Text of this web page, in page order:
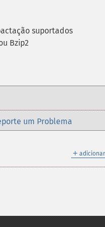
suportados
Bzip2
um Problema
＋